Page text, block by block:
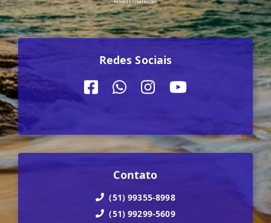
Redes Sociais
Contato
(51) 99355-8998
(51) 99299-5609